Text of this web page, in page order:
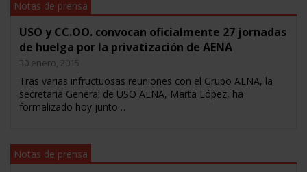
Notas de prensa
USO y CC.OO. convocan oficialmente 27 jornadas
de huelga por la privatización de AENA
30 enero, 2015
Tras varias infructuosas reuniones con el Grupo AENA, la
secretaria General de USO AENA, Marta López, ha
formalizado hoy junto…
Notas de prensa